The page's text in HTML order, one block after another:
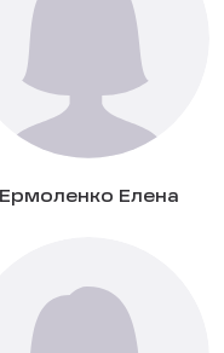
Ермоленко Елена